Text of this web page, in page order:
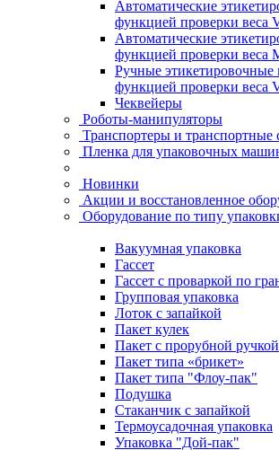
Автоматические
функцией проверки веса
Автоматические
функцией проверки веса
Ручные
функцией проверки веса
Чеквейеры
Роботы-манипуляторы
Транспортеры и транспортные
Пленка для упаковочных
Новинки
Акции и восстановленное
Оборудование по типу
Вакуумная упаковка
Гассет
Гассет с проваркой по
Групповая упаковка
Лоток с запайкой
Пакет кулек
Пакет с прорубной ручкой
Пакет типа «брикет»
Пакет типа "Флоу-пак"
Подушка
Стаканчик с запайкой
Термоусадочная упаковка
Упаковка "Дой-пак"